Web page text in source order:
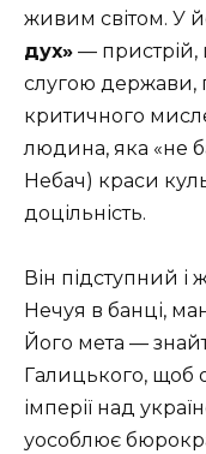
живим світом. У
дух» —
слугою держави,
критичного
людина, яка «не
Небач) краси
доцільність.
Він підступний
Нечуя в банці,
Його мета —
Галицького, щоб
імперії над
уособлює